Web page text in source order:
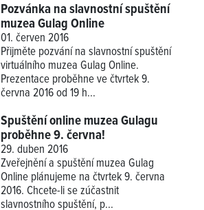
Pozvánka na slavnostní spuštění
muzea Gulag Online
01. červen 2016
Přijměte pozvání na slavnostní spuštění
virtuálního muzea Gulag Online.
Prezentace proběhne ve čtvrtek 9.
června 2016 od 19 h...
Spuštění online muzea Gulagu
proběhne 9. června!
29. duben 2016
Zveřejnění a spuštění muzea Gulag
Online plánujeme na čtvrtek 9. června
2016. Chcete-li se zúčastnit
slavnostního spuštění, p...